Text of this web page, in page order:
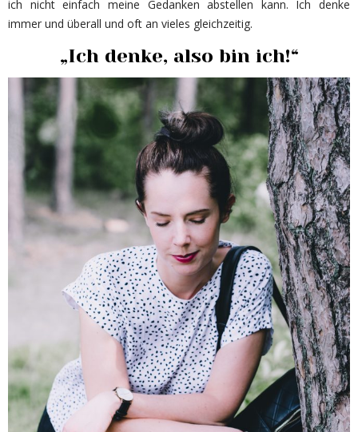
ich nicht einfach meine Gedanken abstellen kann. Ich denke
immer und überall und oft an vieles gleichzeitig.
„Ich denke, also bin ich!“